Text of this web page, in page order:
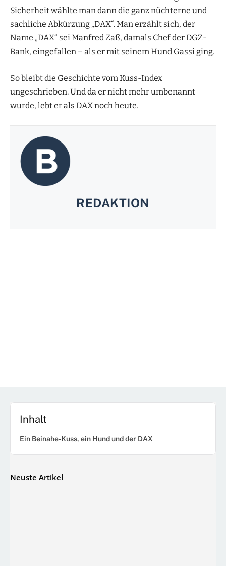
Sicherheit wählte man dann die ganz nüchterne und
sachliche Abkürzung „DAX“. Man erzählt sich, der
Name „DAX“ sei Manfred Zaß, damals Chef der DGZ-
Bank, eingefallen – als er mit seinem Hund Gassi ging.
So bleibt die Geschichte vom Kuss-Index
ungeschrieben. Und da er nicht mehr umbenannt
wurde, lebt er als DAX noch heute.
REDAKTION
Inhalt
Ein Beinahe-Kuss, ein Hund und der DAX
Neuste Artikel